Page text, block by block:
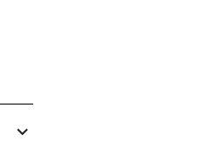
um Funktionen für soziale